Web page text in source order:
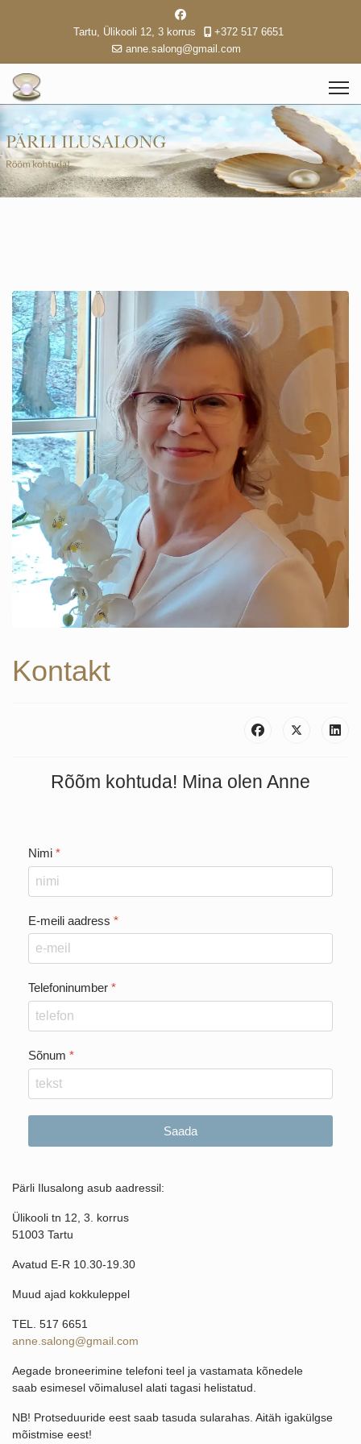
Tartu, Ülikooli 12, 3 korrus
+372 517 6651
anne.salong@gmail.com
Kontakt
Rõõm kohtuda! Mina olen Anne
Nimi *
E-meili aadress *
Telefoninumber *
Sõnum *
Saada
Pärli Ilusalong asub aadressil:
Ülikooli tn 12, 3. korrus
51003 Tartu
Avatud E-R 10.30-19.30
Muud ajad kokkuleppel
TEL. 517 6651
anne.salong@gmail.com
Aegade broneerimine telefoni teel ja vastamata kõnedele
saab esimesel võimalusel alati tagasi helistatud.
NB! Protseduuride eest saab tasuda sularahas. Aitäh igakülgse
mõistmise eest!